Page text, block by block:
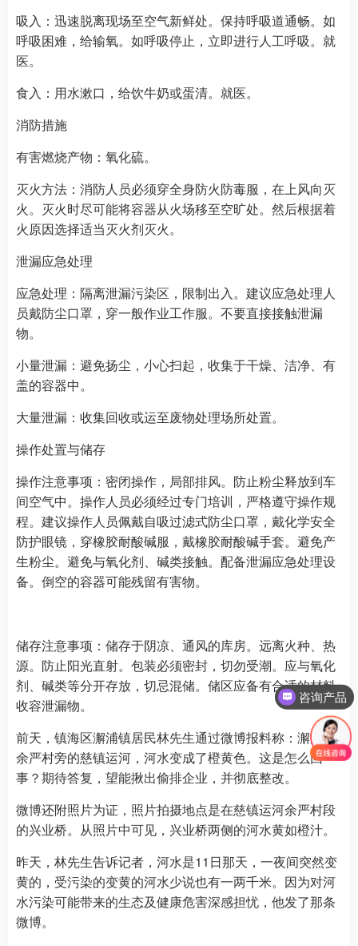
吸入：迅速脱离现场至空气新鲜处。保持呼吸道通畅。如
呼吸困难，给输氧。如呼吸停止，立即进行人工呼吸。就
医。
食入：用水漱口，给饮牛奶或蛋清。就医。
消防措施
有害燃烧产物：氧化硫。
灭火方法：消防人员必须穿全身防火防毒服，在上风向灭
火。灭火时尽可能将容器从火场移至空旷处。然后根据着
火原因选择适当灭火剂灭火。
泄漏应急处理
应急处理：隔离泄漏污染区，限制出入。建议应急处理人
员戴防尘口罩，穿一般作业工作服。不要直接接触泄漏
物。
小量泄漏：避免扬尘，小心扫起，收集于干燥、洁净、有
盖的容器中。
大量泄漏：收集回收或运至废物处理场所处置。
操作处置与储存
操作注意事项：密闭操作，局部排风。防止粉尘释放到车
间空气中。操作人员必须经过专门培训，严格遵守操作规
程。建议操作人员佩戴自吸过滤式防尘口罩，戴化学安全
防护眼镜，穿橡胶耐酸碱服，戴橡胶耐酸碱手套。避免产
生粉尘。避免与氧化剂、碱类接触。配备泄漏应急处理设
备。倒空的容器可能残留有害物。
储存注意事项：储存于阴凉、通风的库房。远离火种、热
源。防止阳光直射。包装必须密封，切勿受潮。应与氧化
剂、碱类等分开存放，切忌混储。储区应备有合适的材料
收容泄漏物。
前天，镇海区澥浦镇居民林先生通过微博报料称：澥浦镇
余严村旁的慈镇运河，河水变成了橙黄色。这是怎么回
事？期待答复，望能揪出偷排企业，并彻底整改。
微博还附照片为证，照片拍摄地点是在慈镇运河余严村段
的兴业桥。从照片中可见，兴业桥两侧的河水黄如橙汁。
昨天，林先生告诉记者，河水是11日那天，一夜间突然变
黄的，受污染的变黄的河水少说也有一两千米。因为对河
水污染可能带来的生态及健康危害深感担忧，他发了那条
微博。
咨询产品